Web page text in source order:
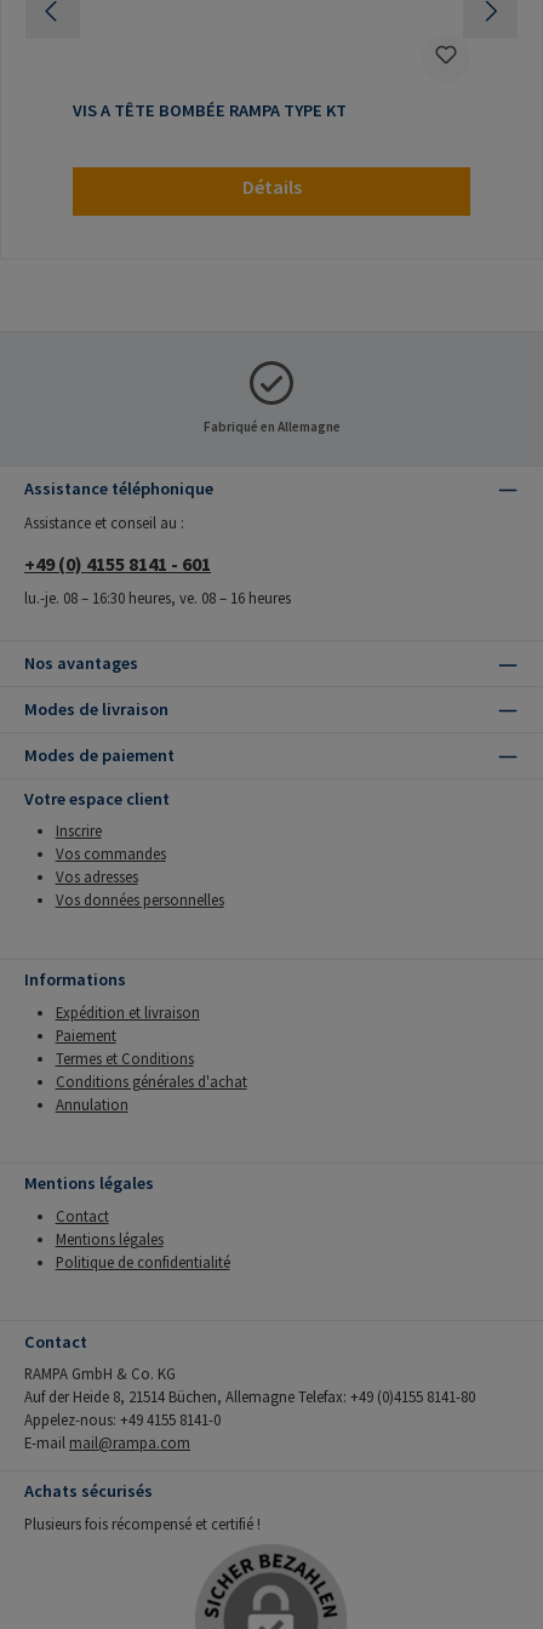
VIS A TÊTE BOMBÉE RAMPA TYPE KT
Détails
Fabriqué en Allemagne
Assistance téléphonique
Assistance et conseil au :
+49 (0) 4155 8141 - 601
lu.-je. 08 – 16:30 heures, ve. 08 – 16 heures
Nos avantages
Modes de livraison
Modes de paiement
Votre espace client
Inscrire
Vos commandes
Vos adresses
Vos données personnelles
Informations
Expédition et livraison
Paiement
Termes et Conditions
Conditions générales d'achat
Annulation
Mentions légales
Contact
Mentions légales
Politique de confidentialité
Contact
RAMPA GmbH & Co. KG
Auf der Heide 8, 21514 Büchen, Allemagne Telefax: +49 (0)4155 8141-80
Appelez-nous: +49 4155 8141-0
E-mail mail@rampa.com
Achats sécurisés
Plusieurs fois récompensé et certifié !